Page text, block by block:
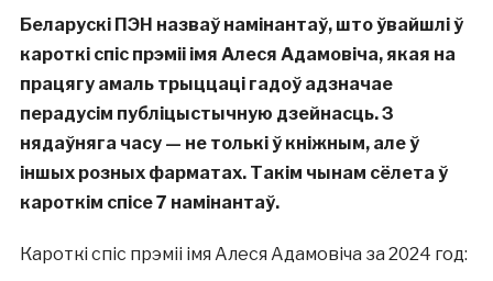
Беларускі ПЭН назваў намінантаў, што ўвайшлі ў
кароткі спіс прэміі імя Алеся Адамовіча, якая на
працягу амаль трыццаці гадоў адзначае
перадусім публіцыстычную дзейнасць. З
нядаўняга часу — не толькі ў кніжным, але ў
іншых розных фарматах. Такім чынам сёлета ў
кароткім спісе 7 намінантаў.
Кароткі спіс прэміі імя Алеся Адамовіча за 2024 год: